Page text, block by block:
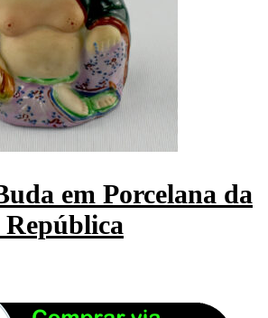
em Porcelana da